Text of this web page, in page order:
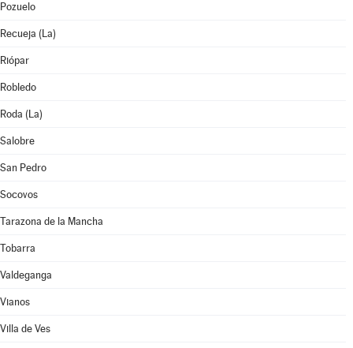
Pozuelo
Recueja (La)
Riópar
Robledo
Roda (La)
Salobre
San Pedro
Socovos
Tarazona de la Mancha
Tobarra
Valdeganga
Vianos
Villa de Ves